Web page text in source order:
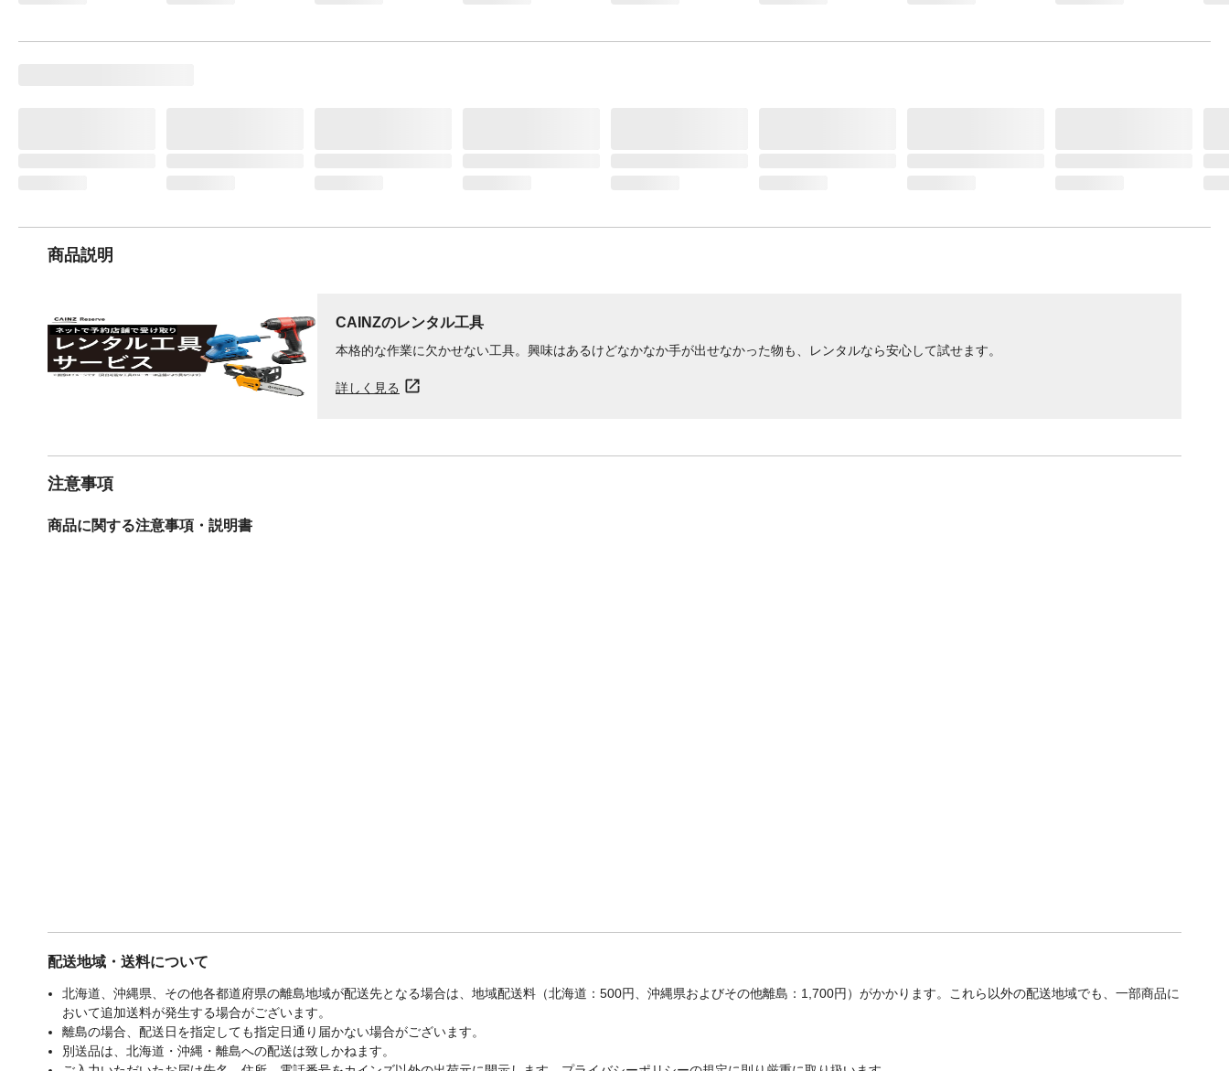
商品説明
CAINZのレンタル工具
本格的な作業に欠かせない工具。興味はあるけどなかなか手が出せなかった物も、レンタルなら安心して試せます。
詳しく見る
注意事項
商品に関する注意事項・説明書
配送地域・送料について
北海道、沖縄県、その他各都道府県の離島地域が配送先となる場合は、地域配送料（北海道：500円、沖縄県およびその他離島：1,700円）がかかります。これら以外の配送地域でも、一部商品に
おいて追加送料が発生する場合がございます。
離島の場合、配送日を指定しても指定日通り届かない場合がございます。
別送品は、北海道・沖縄・離島への配送は致しかねます。